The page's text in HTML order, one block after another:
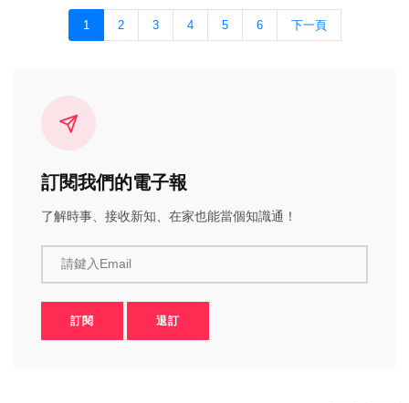
1 2 3 4 5 6 下一頁
訂閱我們的電子報
了解時事、接收新知、在家也能當個知識通！
請鍵入Email
訂閱 退訂